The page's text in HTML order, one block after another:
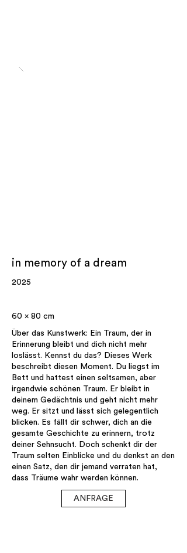
in memory of a dream
2025
60 x 80 cm
Über das Kunstwerk: Ein Traum, der in
Erinnerung bleibt und dich nicht mehr
loslässt. Kennst du das? Dieses Werk
beschreibt diesen Moment. Du liegst im
Bett und hattest einen seltsamen, aber
irgendwie schönen Traum. Er bleibt in
deinem Gedächtnis und geht nicht mehr
weg. Er sitzt und lässt sich gelegentlich
blicken. Es fällt dir schwer, dich an die
gesamte Geschichte zu erinnern, trotz
deiner Sehnsucht. Doch schenkt dir der
Traum selten Einblicke und du denkst an den
einen Satz, den dir jemand verraten hat,
dass Träume wahr werden können.
ANFRAGE